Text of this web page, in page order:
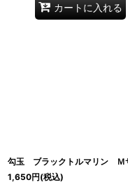
カートに入れる
勾玉 ブラックトルマリン Ｍ
1,650円(税込)